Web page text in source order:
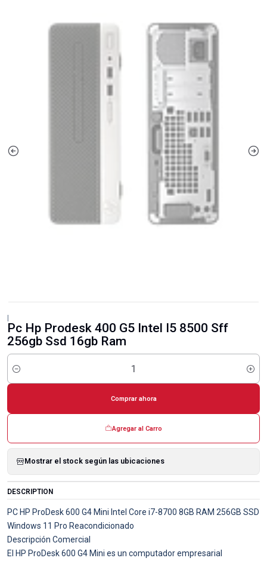
|
Pc Hp Prodesk 400 G5 Intel I5 8500 Sff
256gb Ssd 16gb Ram
Cantidad
Agregar al Carro
Comprar ahora
Mostrar el stock según las ubicaciones
DESCRIPTION
PC HP ProDesk 600 G4 Mini Intel Core i7-8700 8GB RAM 256GB SSD
Windows 11 Pro Reacondicionado
Descripción Comercial
El HP ProDesk 600 G4 Mini es un computador empresarial